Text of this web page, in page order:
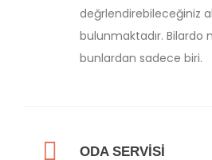
değrlendirebileceğiniz
bulunmaktadır. Bilardo
bunlardan sadece biri.
ODA SERVİSİ